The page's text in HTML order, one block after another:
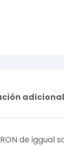
adicional
de iggual